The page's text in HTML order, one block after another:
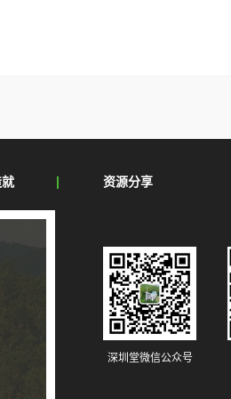
资源分享
深圳堂微信公众号